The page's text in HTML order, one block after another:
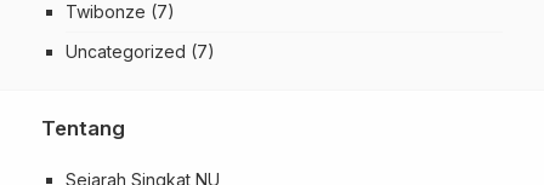
Twibonze (7)
Uncategorized (7)
Tentang
Sejarah Singkat NU